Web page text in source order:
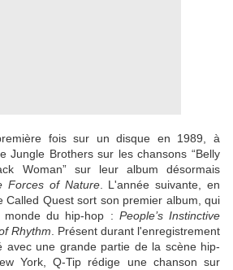
fois sur un disque en 1989, à
Jungle Brothers sur les chansons “Belly
Woman” sur leur album désormais
Forces of Nature. L'année suivante, en
Called Quest sort son premier album, qui
du hip-hop : People’s Instinctive
Rhythm . Présent durant l'enregistrement
avec une grande partie de la scène hip-
York, Q-Tip rédige une chanson sur